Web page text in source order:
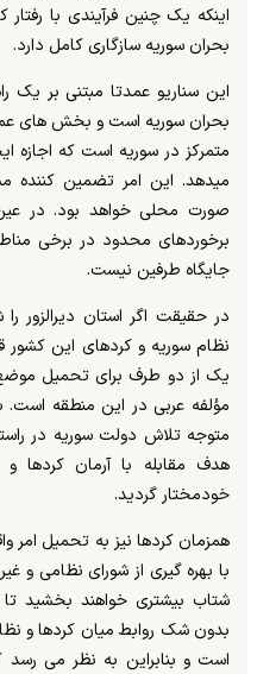
اینکه یک چنین فرآیندی با
بحران سوریه سازگاری کامل دارد.
این سناریو عمدتا مبتنی بر یک
بحران سوریه است و بخش های
متمرکز در سوریه است که اجازه
میدهد. این امر تضمین کننده
صورت محلی خواهد بود. در
برخوردهای محدود در برخی
جایگاه طرفین نیست.
در حقیقت اگر استان دیرالزور
نظام سوریه و کردهای این کشور
یک از دو طرف برای تحمیل
مؤلفه عربی در این منطقه است.
متوجه تلاش دولت سوریه در
هدف مقابله با آرمان کردها
خودمختار گردید.
همزمان کردها نیز به تحمیل امر
با بهره گیری از شورای نظامی و
شتاب بیشتری خواهند بخشید تا
بدون شک روابط میان کردها و
است و بنابراین به نظر می